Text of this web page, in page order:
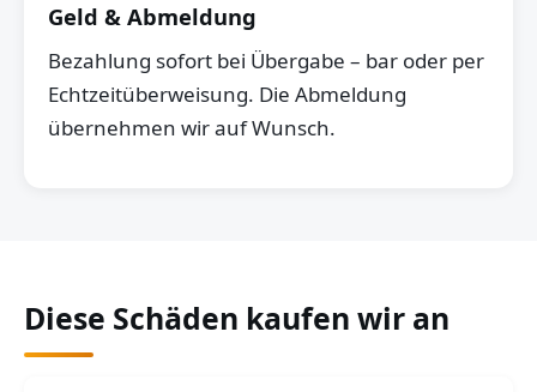
Geld & Abmeldung
Bezahlung sofort bei Übergabe – bar oder per
Echtzeitüberweisung. Die Abmeldung
übernehmen wir auf Wunsch.
Diese Schäden kaufen wir an